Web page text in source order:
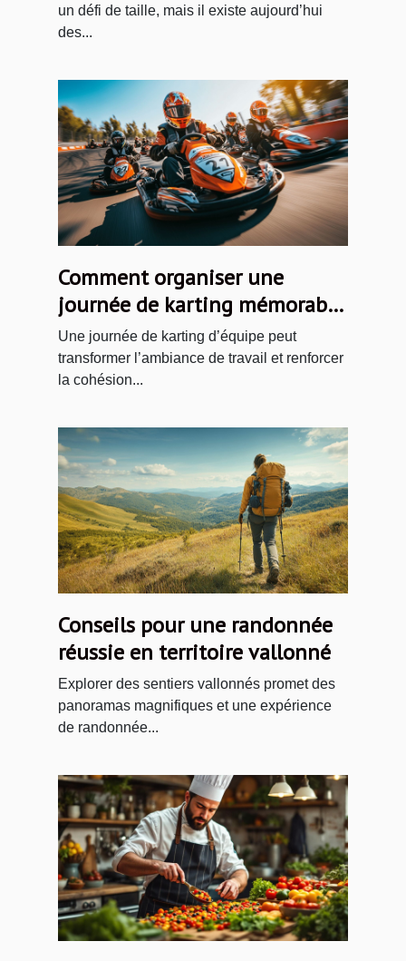
un défi de taille, mais il existe aujourd’hui
des...
Comment organiser une
journée de karting mémorable
pour votre équipe ?
Une journée de karting d’équipe peut
transformer l’ambiance de travail et renforcer
la cohésion...
Conseils pour une randonnée
réussie en territoire vallonné
Explorer des sentiers vallonnés promet des
panoramas magnifiques et une expérience
de randonnée...